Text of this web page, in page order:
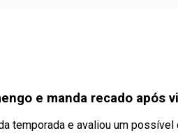
e manda recado após
temporada e avaliou um